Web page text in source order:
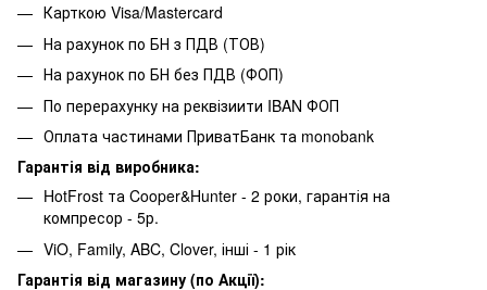
Карткою Visa/Mastercard
На рахунок по БН з ПДВ (ТОВ)
На рахунок по БН без ПДВ (ФОП)
По перерахунку на реквізиити IBAN ФОП
Оплата частинами ПриватБанк та monobank
Гарантія від виробника:
HotFrost та Cooper&Hunter - 2 роки, гарантія на
компресор - 5р.
ViO, Family, ABC, Clover, інші - 1 рік
Гарантія від магазину (по Акції):